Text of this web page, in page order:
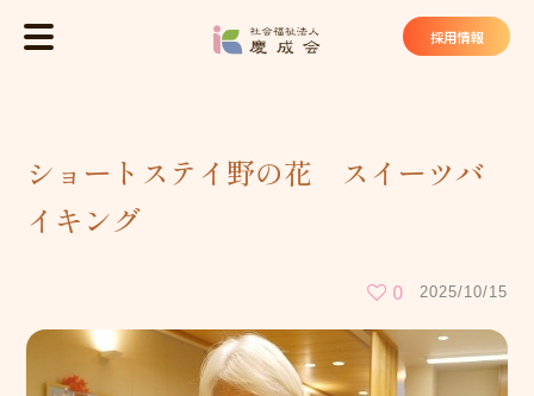
社会福祉
採用情報
慶成会について
基本理念
私たちが大切にしていること
慶成会の取り組み
ショートステイ野の花 スイーツバ
イキング
2025/10/15
0